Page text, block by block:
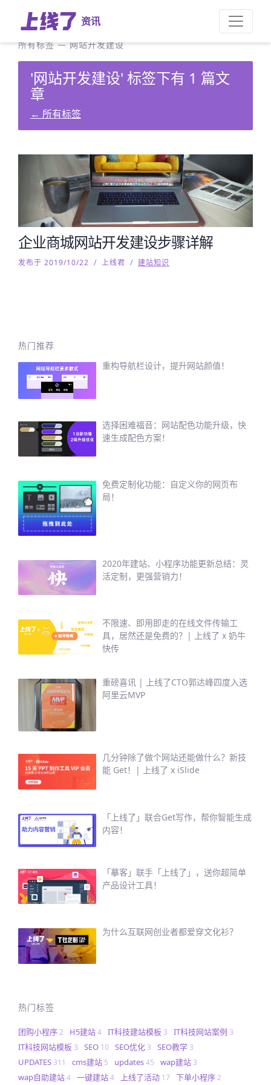
资讯
所有标签—网站开发建设
'网站开发建设' 标签下有 1 篇文
章
← 所有标签
企业商城网站开发建设步骤详解
发布于 2019/10/22 / 上线君 / 建站知识
热门推荐
重构导航栏设计，提升网站颜值！
选择困难福音：网站配色功能升级，快
速生成配色方案！
免费定制化功能：自定义你的网页布
局！
2020年建站、小程序功能更新总结：灵
活定制，更强营销力！
不限速、即用即走的在线文件传输工
具，居然还是免费的？| 上线了 x 奶牛
快传
重磅喜讯 | 上线了CTO郭达峰四度入选
阿里云MVP
几分钟除了做个网站还能做什么？新技
能 Get！| 上线了 x iSlide
「上线了」联合Get写作，帮你智能生成
内容！
「摹客」联手「上线了」，送你超简单
产品设计工具！
为什么互联网创业者都爱穿文化衫？
热门标签
团购小程序2 H5建站4 IT科技建站模板 3 IT科技网站案例 3
IT科技网站模板 3 SEO 10 SEO优化 3 SEO教学 3
UPDATES 311 cms建站 5 updates45 wap建站 3
wap自助建站4 一键建站4 上线了活动 17 下单小程序2